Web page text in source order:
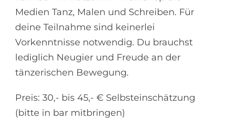
Medien Tanz, Malen und Schreiben. Für
deine Teilnahme sind keinerlei
Vorkenntnisse notwendig. Du brauchst
lediglich Neugier und Freude an der
tänzerischen Bewegung.
Preis: 30,- bis 45,- € Selbsteinschätzung
(bitte in bar mitbringen)